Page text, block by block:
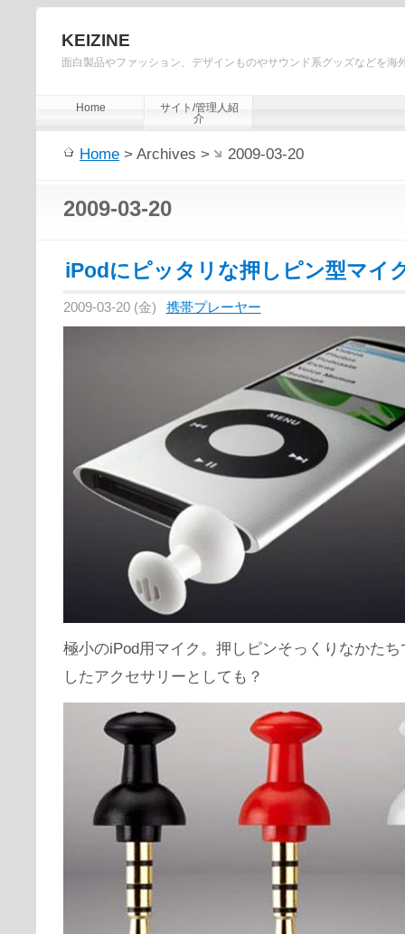
KEIZINE
面白製品やファッション、デザインものやサウンド系グッズなどを海
Home
サイト/管理人紹
介
Home > Archives > 2009-03-20
2009-03-20
iPodにピッタリな押しピン型マイ
2009-03-20 (金) 携帯プレーヤー
極小のiPod用マイク。押しピンそっくりなかた
したアクセサリーとしても？